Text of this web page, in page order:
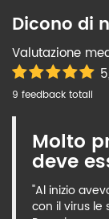
Dicono di
Valutazione
9 feedback totali
Molto
deve
"Al inizio
con il virus le